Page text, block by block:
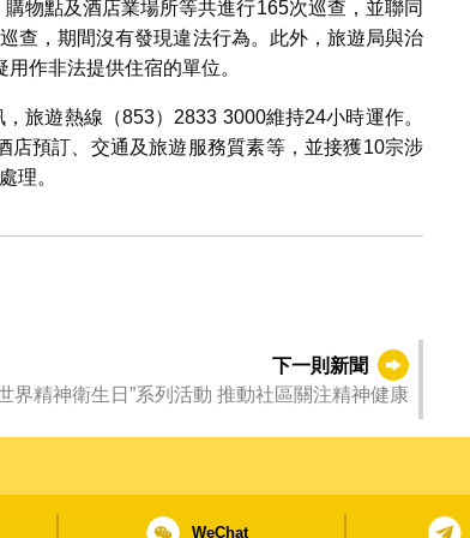
物點及酒店業場所等共進行165次巡查，並聯同
查，期間沒有發現違法行為。此外，旅遊局與治
作非法提供住宿的單位。
旅遊熱線（853）2833 3000維持24小時運作。
預訂、交通及旅遊服務質素等，並接獲10宗涉
理。
下一則新聞
界精神衛生日”系列活動 推動社區關注精神健康
WeChat